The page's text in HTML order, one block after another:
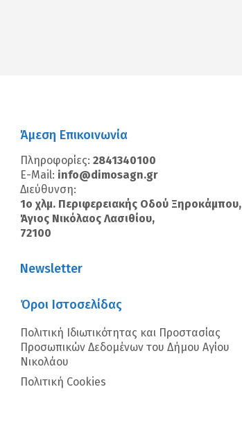
Άμεση Επικοινωνία
Πληροφορίες: 2841340100
E-Mail: info@dimosagn.gr
Διεύθυνση:
1ο χλμ. Περιφερειακής Οδού Ξηροκάμπου,
Άγιος Νικόλαος Λασιθίου,
72100
Newsletter
Όροι Ιστοσελίδας
Πολιτική Ιδιωτικότητας και Προστασίας
Προσωπικών Δεδομένων του Δήμου Αγίου
Νικολάου
Πολιτική Cookies